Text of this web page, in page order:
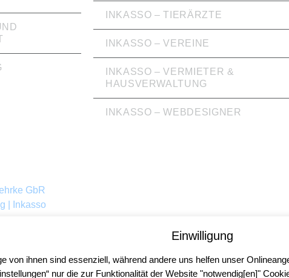
INKASSO – TIERÄRZTE
INKASSO – VEREINE
INKASSO – VERMIETER &
HAUSVERWALTUNG
INKASSO – WEBDESIGNER
GbR
| Inkasso
Einwilligung
von ihnen sind essenziell, während andere uns helfen unser
nur die zur Funktionalität der Website "notwendig[en]"